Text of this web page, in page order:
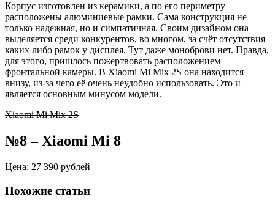
Корпус изготовлен из керамики, а по его периметру
расположены алюминиевые рамки. Сама конструкция не
только надежная, но и симпатичная. Своим дизайном она
выделяется среди конкурентов, во многом, за счёт отсутствия
каких либо рамок у дисплея. Тут даже моноброви нет. Правда,
для этого, пришлось пожертвовать расположением
фронтальной камеры. В Xiaomi Mi Mix 2S она находится
внизу, из-за чего её очень неудобно использовать. Это и
является основным минусом модели.
Xiaomi Mi Mix 2S
№8 – Xiaomi Mi 8
Цена: 27 390 рублей
Похожие статьи